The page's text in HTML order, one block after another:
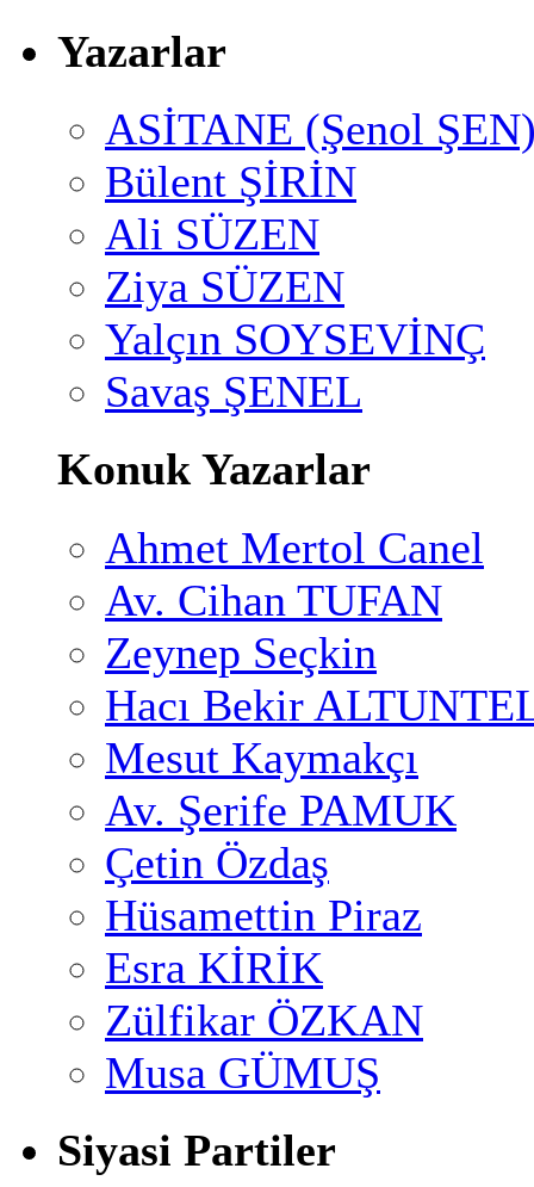
Yazarlar
ASİTANE (Şenol
Bülent ŞİRİN
Ali SÜZEN
Ziya SÜZEN
Yalçın SOYSEVİNÇ
Savaş ŞENEL
Konuk Yazarlar
Ahmet Mertol Canel
Av. Cihan TUFAN
Zeynep Seçkin
Hacı Bekir
Mesut Kaymakçı
Av. Şerife PAMUK
Çetin Özdaş
Hüsamettin Piraz
Esra KİRİK
Zülfikar ÖZKAN
Musa GÜMUŞ
Siyasi Partiler